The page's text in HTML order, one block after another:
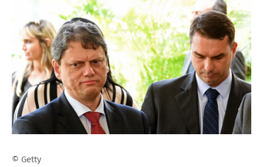
© Getty